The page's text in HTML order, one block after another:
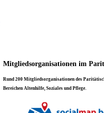
Mitgliedsorganisationen im
Rund 200 Mitgliedsorganisationen des
Bereichen Altenhilfe, Soziales und Pflege.